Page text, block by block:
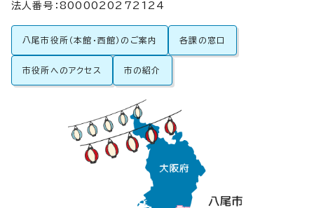
法人番号：8000020272124
八尾市役所（本館・西館）のご案内 各課の窓口
市役所へのアクセス 市の紹介